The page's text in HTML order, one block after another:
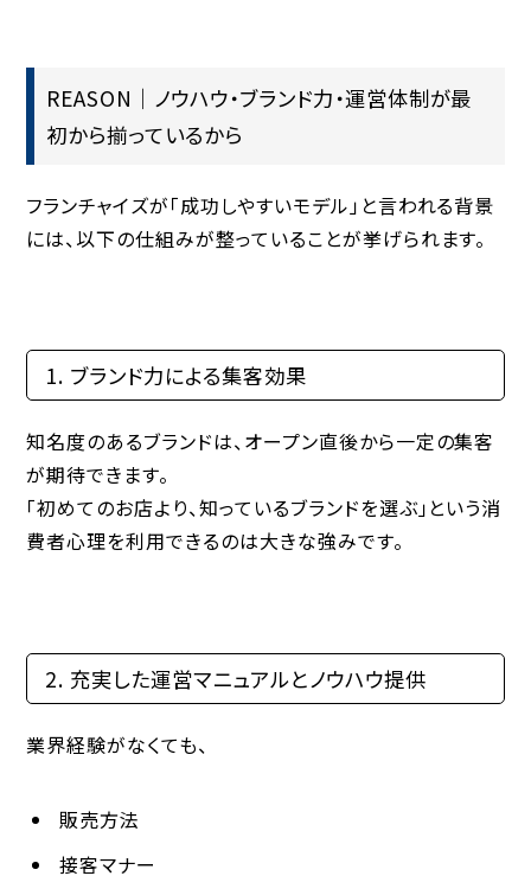
REASON｜ノウハウ・ブランド力・運営体制が最
初から揃っているから
フランチャイズが「成功しやすいモデル」と言われる背景
には、以下の仕組みが整っていることが挙げられます。
1. ブランド力による集客効果
知名度のあるブランドは、オープン直後から一定の集客
が期待できます。
「初めてのお店より、知っているブランドを選ぶ」という消
費者心理を利用できるのは大きな強みです。
2. 充実した運営マニュアルとノウハウ提供
業界経験がなくても、
販売方法
接客マナー